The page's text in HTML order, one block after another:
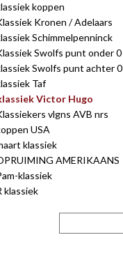
koppen
Kronen / Adelaars
Schimmelpenninck
Swolfs punt onder 0
Swolfs punt achter 0
Taf
Victor Hugo
vlgns AVB nrs
USA
klassiek
AMERIKAANS
klassiek
klassiek